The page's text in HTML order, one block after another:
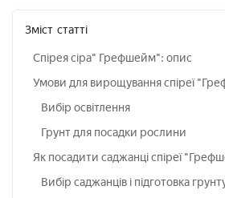
Зміст статті
Спірея сіра" Грефшейм": опис
Умови для вирощування спіреї
Вибір освітлення
Грунт для посадки рослини
Як посадити саджанці спіреї
Вибір саджанців і підготовка